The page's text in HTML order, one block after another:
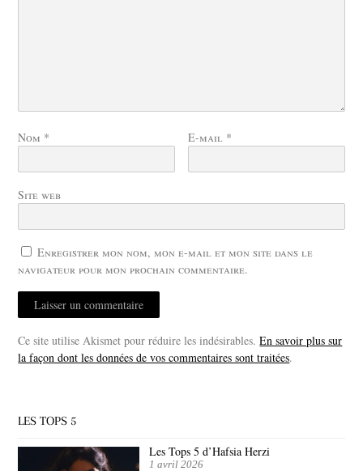
Nom * E-mail *
Site web
Enregistrer mon nom, mon e-mail et mon site dans le
navigateur pour mon prochain commentaire.
Ce site utilise Akismet pour réduire les indésirables.En savoir plus sur
la façon dont les données de vos commentaires sont traitées.
LES TOPS 5
Les Tops 5 d’Hafsia Herzi
1 avril 2026